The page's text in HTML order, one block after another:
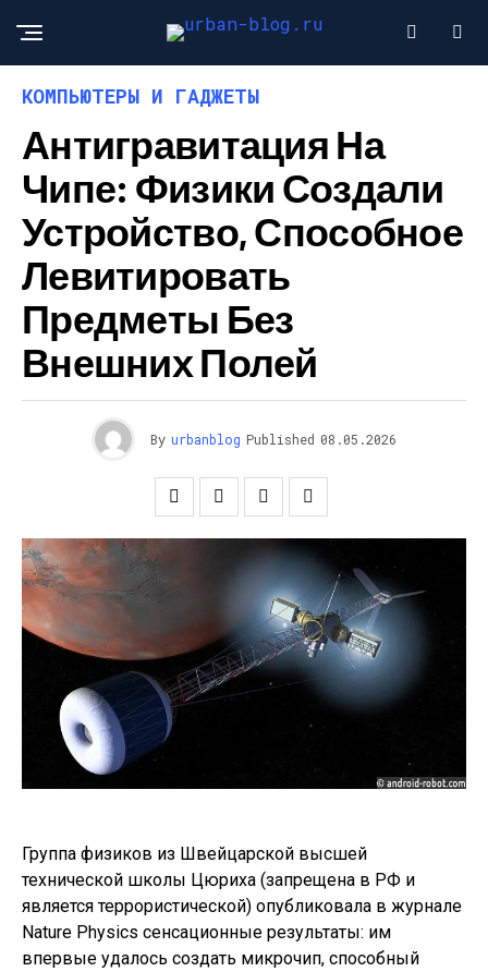
КОМПЬЮТЕРЫ И ГАДЖЕТЫ
Антигравитация На
Чипе: Физики Создали
Устройство, Способное
Левитировать
Предметы Без
Внешних Полей
By urbanblog Published 08.05.2026
Группа физиков из Швейцарской высшей
технической школы Цюриха (запрещена в РФ и
является террористической) опубликовала в журнале
Nature Physics сенсационные результаты: им
впервые удалось создать микрочип, способный